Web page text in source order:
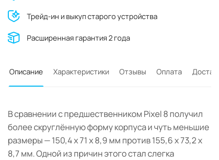
Трейд-ин и выкуп старого устройства
Расширенная гарантия 2 года
Описание Характеристики Отзывы Оплата
В сравнении с предшественником Pixel 8 получил
более скруглённую форму корпуса и чуть меньшие
размеры — 150,4 x 71 x 8,9 мм против 155,6 х 73,2 х
8,7 мм. Одной из причин этого стал слегка